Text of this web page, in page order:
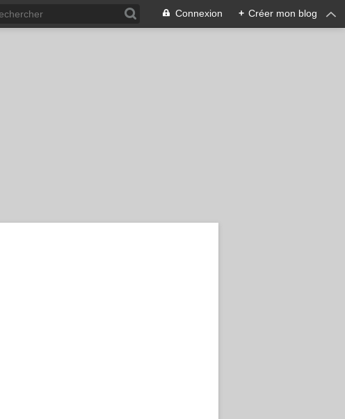
Connexion + Créer mon blog